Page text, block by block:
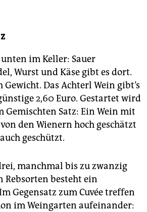
im Keller: Sauer
Wurst und Käse gibt es dort.
Das Achterl Wein gibt’s
2,60 Euro. Gestartet wird
Satz: Ein Wein mit
den Wienern hoch geschätzt
geschützt.
manchmal bis zu zwanzig
Rebsorten besteht ein
Gegensatz zum Cuvée treffen
im Weingarten aufeinander: